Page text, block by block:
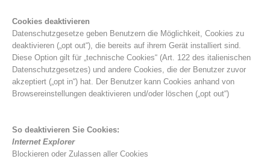
Cookies deaktivieren
Datenschutzgesetze geben Benutzern die Möglichkeit, Cookies zu
deaktivieren („opt out“), die bereits auf ihrem Gerät installiert sind.
Diese Option gilt für „technische Cookies“ (Art. 122 des italienischen
Datenschutzgesetzes) und andere Cookies, die der Benutzer zuvor
akzeptiert („opt in“) hat. Der Benutzer kann Cookies anhand von
Browsereinstellungen deaktivieren und/oder löschen („opt out“)
So deaktivieren Sie Cookies:
Internet Explorer
Blockieren oder Zulassen aller Cookies